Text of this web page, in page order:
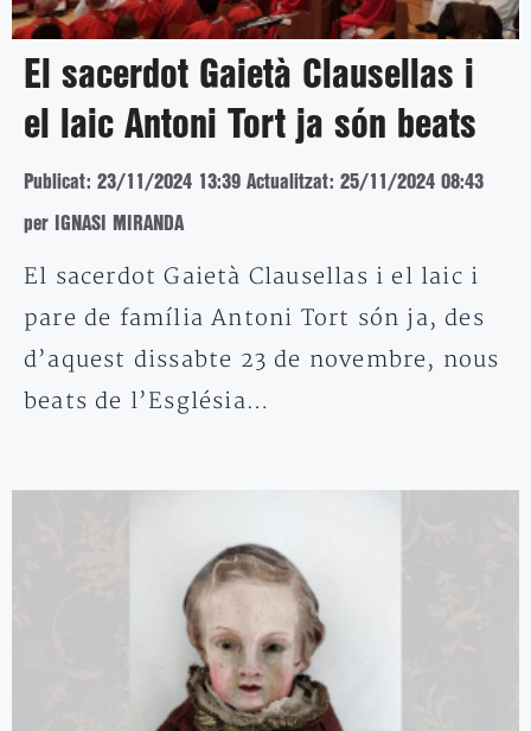
El sacerdot Gaietà Clausellas i
el laic Antoni Tort ja són beats
Publicat: 23/11/2024 13:39 Actualitzat: 25/11/2024 08:43
per IGNASI MIRANDA
El sacerdot Gaietà Clausellas i el laic i
pare de família Antoni Tort són ja, des
d’aquest dissabte 23 de novembre, nous
beats de l’Església…